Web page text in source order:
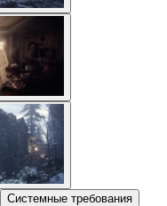
Системные требования